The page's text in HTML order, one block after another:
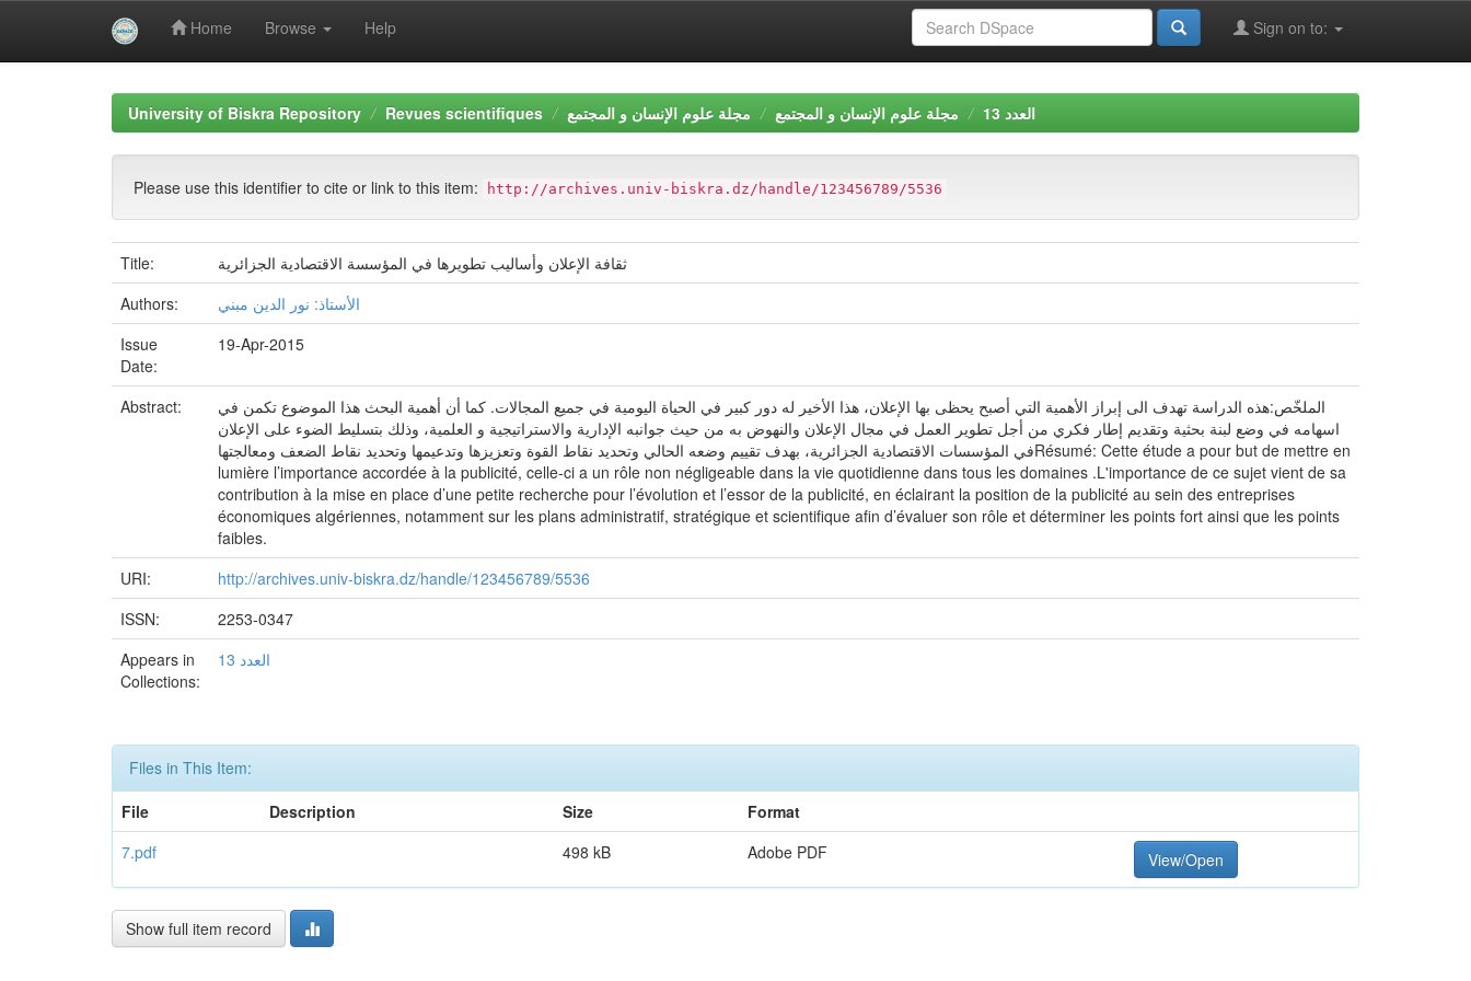
Home Browse Help Sign on to:
University of Biskra Repository Revues scientifiques مجلة علوم الإنسان و المجتمع مجلة علوم الإنسان و المجتمع 1العدد 3
Please use this identifier to cite or link to this item: http://archives.univ-biskra.dz/handle/123456789/5536
Title:
ثقافة الإعلان وأساليب تطويرها في المؤسسة الاقتصادية الجزائرية
Authors:
الأستاذ: نور الدين مبني
Issue
Date:
19-Apr-2015
Abstract:
الملخّص:هذه الدراسة تهدف الى إبراز الأهمية التي أصبح يحظى بها الإعلان، هذا الأخير له دور كبير في الحياة اليومية في جميع المجالات. كما أن أهمية البحث هذا الموضوع تكمن في
اسهامه في وضع لبنة بحثية وتقديم إطار فكري من أجل تطوير العمل في مجال الإعلان والنهوض به من حيث جوانبه الإدارية والاستراتيجية و العلمية، وذلك بتسليط الضوء على الإعلان
في المؤسسات الاقتصادية الجزائرية، بهدف تقييم وضعه الحالي وتحديد نقاط القوة وتعزيزها وتدعيمها وتحديد نقاط الضعف ومعالجتهاRésumé: Cette étude a pour but de mettre en
lumière l’importance accordée à la publicité, celle-ci a un rôle non négligeable dans la vie quotidienne dans tous les domaines .L'importance de ce sujet vient de sa
contribution à la mise en place d’une petite recherche pour l’évolution et l’essor de la publicité, en éclairant la position de la publicité au sein des entreprises
économiques algériennes, notamment sur les plans administratif, stratégique et scientifique afin d’évaluer son rôle et déterminer les points fort ainsi que les points
faibles.
URI:
http://archives.univ-biskra.dz/handle/123456789/5536
ISSN:
2253-0347
Appears in
Collections:
1العدد 3
Files in This Item:
File
Description Size
Format
7.pdf
498 kB Adobe PDF View/Open
Show full item record